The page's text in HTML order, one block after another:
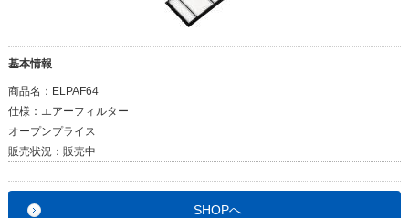
基本情報
商品名： ELPAF64
仕様： エアーフィルター
オープンプライス
販売状況： 販売中
SHOPへ